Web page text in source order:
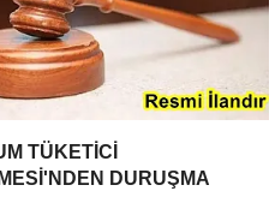
TÜKETİCİ
DURUŞMA